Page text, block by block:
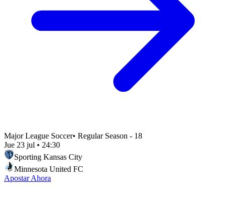
Major League Soccer• Regular Season - 18
Jue 23 jul • 24:30
Sporting Kansas City
Minnesota United FC
Apostar Ahora